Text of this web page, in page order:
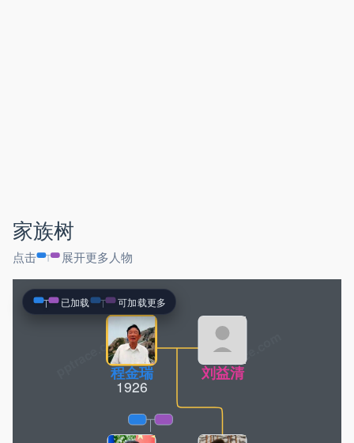
家族树
点击 展开更多人物
pptrace.com程金瑞
1926
刘益清
已加载 可加载更多